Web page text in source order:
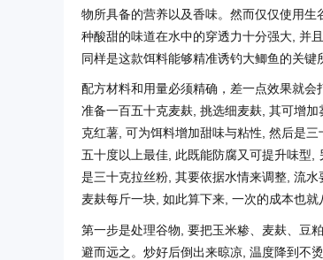
物所具备的营养以及香味。然而仅仅使用
种酸甜的味道在水中的穿透力十分强大, 并
同样是这款饵料能够精准诱钓大鲫鱼的关键
配方材料和用量必须精确，差一点效果就
准备一百五十克麦麸, 挑选细麦麸, 其可增
克红薯, 可为饵料增加甜味与粘性, 然后是
五十度以上最佳, 此既能防腐又可提升味型,
是三十克拉丝粉, 其要依据水情来调整, 流
麦麸每斤一块, 如此算下来, 一次的成本也就
第一步是处理谷物, 要把玉米糁、麦麸、豆
避而远之。炒好后倒出来晾凉, 温度降到不